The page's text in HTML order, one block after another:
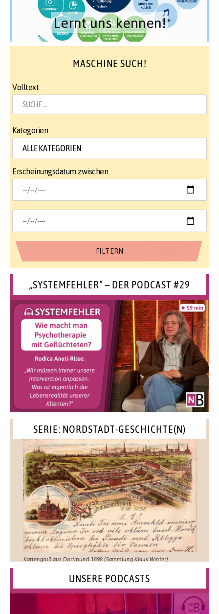
Lernt uns kennen!
MASCHINE SUCH!
Volltext
Kategorien
Erscheinungsdatum zwischen
„SYSTEMFEHLER“ – DER PODCAST #29
SERIE: NORDSTADT-GESCHICHTE(N)
Kartengruß aus Dortmund 1898 (Sammlung Klaus Winter)
UNSERE PODCASTS